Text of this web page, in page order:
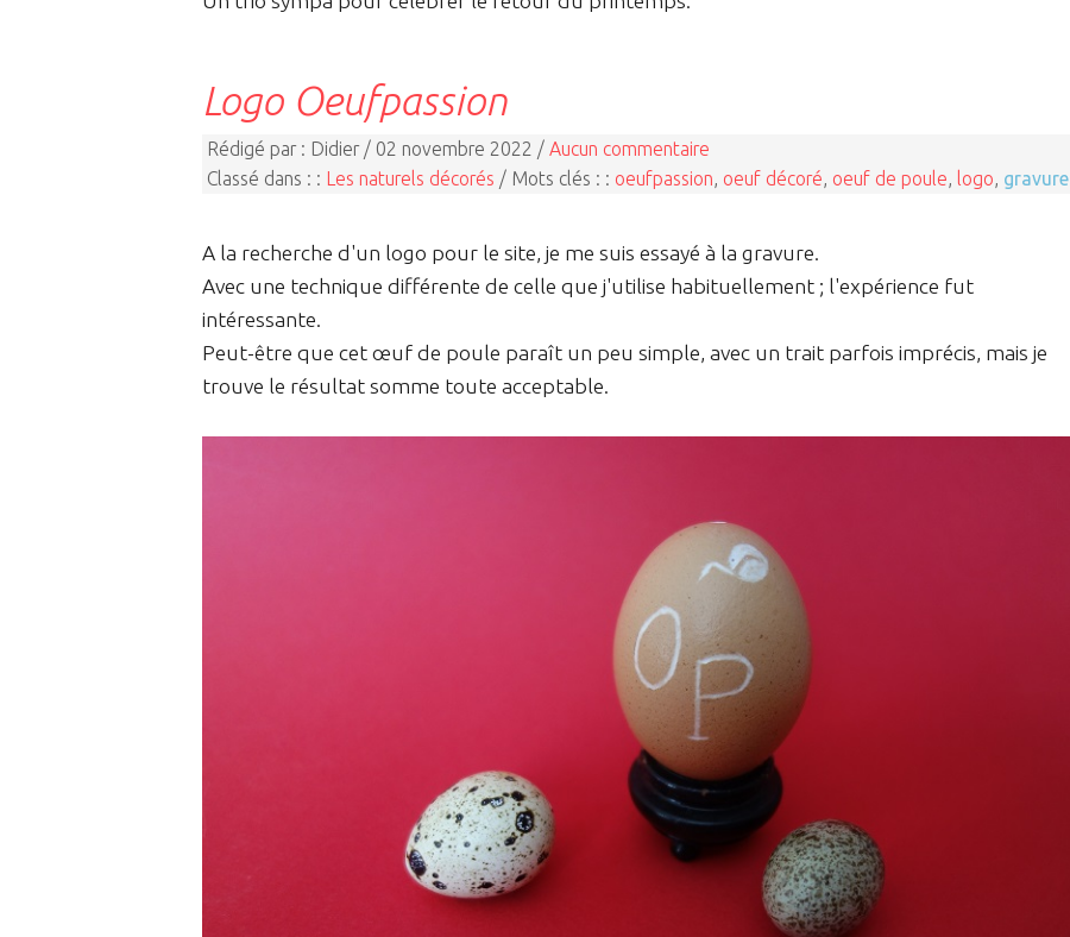
Logo Oeufpassion
Rédigé par : Didier / 02 novembre 2022 / Aucun commentaire
Classé dans : : Les naturels décorés / Mots clés : : oeufpassion, oeuf décoré, oeuf de poule, logo, gravure
A la recherche d'un logo pour le site, je me suis essayé à la gravure.
Avec une technique différente de celle que j'utilise habituellement ; l'expérience fut
intéressante.
Peut-être que cet œuf de poule paraît un peu simple, avec un trait parfois imprécis, mais je
trouve le résultat somme toute acceptable.